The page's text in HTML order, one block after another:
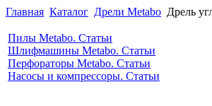
Главная Каталог Дрели Metabo Дрель
Пилы Metabo. Статьи
Шлифмашины Metabo. Статьи
Перфораторы Metabo. Статьи
Насосы и компрессоры. Статьи